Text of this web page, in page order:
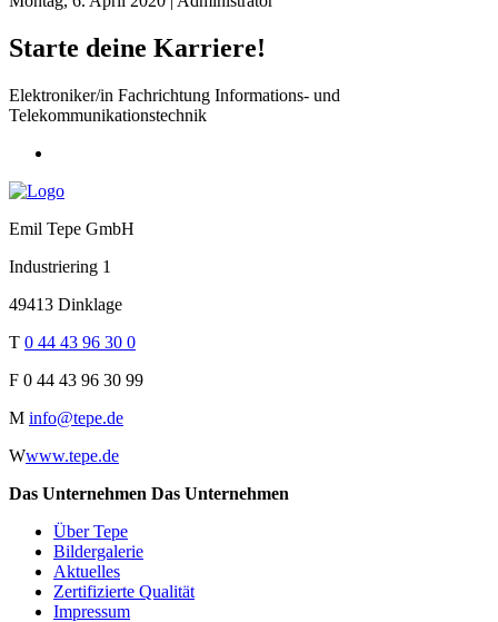
Starte deine Karriere!
Elektroniker/in Fachrichtung Informations- und
Telekommunikationstechnik
Emil Tepe GmbH
Industriering 1
49413 Dinklage
T 0 44 43 96 30 0
F 0 44 43 96 30 99
M info@tepe.de
Wwww.tepe.de
Das Unternehmen Das Unternehmen
Über Tepe
Bildergalerie
Aktuelles
Zertifizierte Qualität
Impressum